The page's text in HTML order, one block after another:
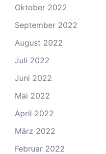
Oktober 2022
September 2022
August 2022
Juli 2022
Juni 2022
Mai 2022
April 2022
März 2022
Februar 2022